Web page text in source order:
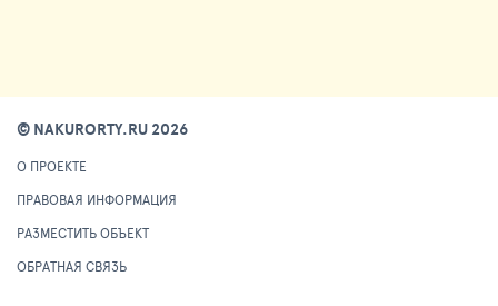
© NAKURORTY.RU 2026
О ПРОЕКТЕ
ПРАВОВАЯ ИНФОРМАЦИЯ
РАЗМЕСТИТЬ ОБЪЕКТ
ОБРАТНАЯ СВЯЗЬ